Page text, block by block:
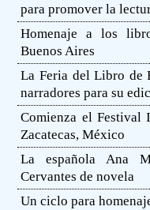
para promover la
Homenaje a los
Buenos Aires
La Feria del Libro de
narradores para su
Comienza el Festival
Zacatecas, México
La española Ana
Cervantes de novela
Un ciclo para